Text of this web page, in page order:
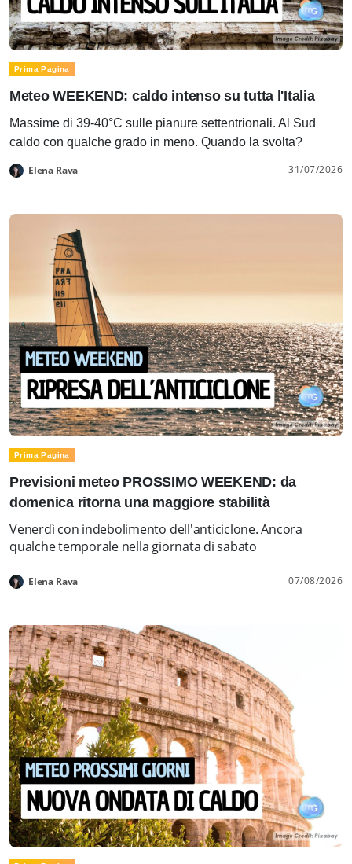
Prima Pagina
Meteo WEEKEND: caldo intenso su tutta l'Italia
Massime di 39-40°C sulle pianure settentrionali. Al Sud
caldo con qualche grado in meno. Quando la svolta?
Elena Rava 31/07/2026
Prima Pagina
Previsioni meteo PROSSIMO WEEKEND: da
domenica ritorna una maggiore stabilità
Venerdì con indebolimento dell'anticiclone. Ancora
qualche temporale nella giornata di sabato
Elena Rava 07/08/2026